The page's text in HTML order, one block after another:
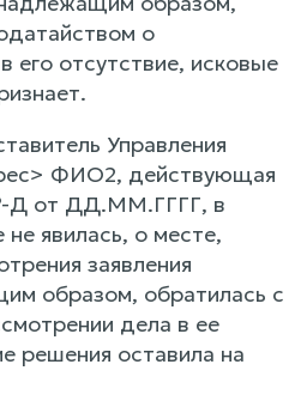
о
его отсутствие, исковые
Управления
ФИО2, действующая
Д от ДД.ММ.ГГГГ, в
явилась, о месте,
заявления
образом, обратилась с
дела в ее
решения оставила на